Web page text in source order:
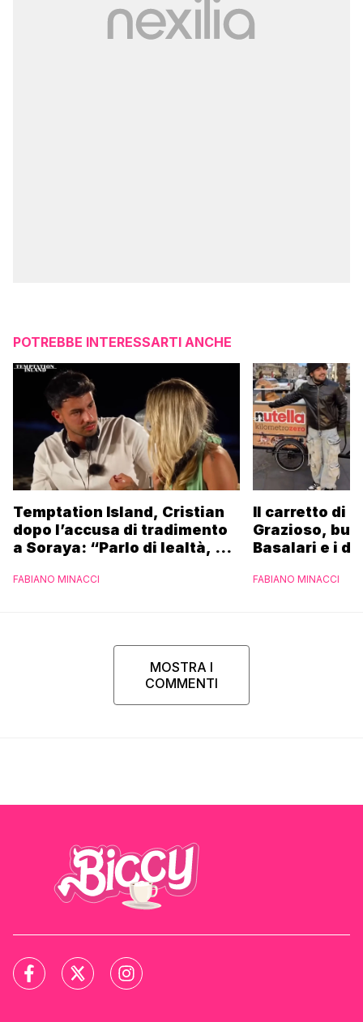
POTREBBE INTERESSARTI ANCHE
Temptation Island, Cristian
dopo l’accusa di tradimento
a Soraya: “Parlo di lealtà, ma
FABIANO MINACCI
Il carretto di
Grazioso,
Basalari e i
Ferrero”
FABIANO MINACCI
MOSTRA I
COMMENTI